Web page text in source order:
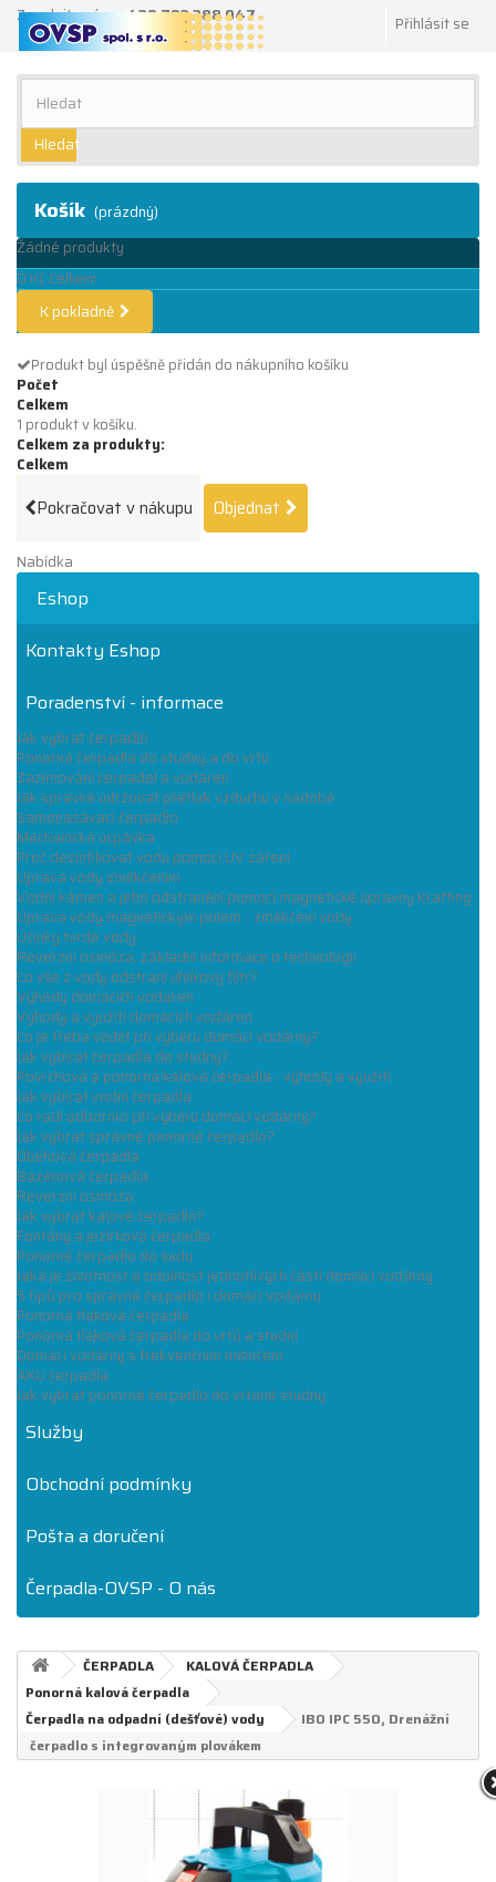
Přihlásit se
Zavolejte nám: +420 702 288 047
Hledat
Košík (prázdný)
Žádné produkty
0 KčCelkem
K pokladně
Produkt byl úspěšně přidán do nákupního košíku
Počet
Celkem
1 produkt v košíku.
Celkem za produkty:
Celkem
Pokračovat v nákupu Objednat
Nabídka
Eshop
Kontakty Eshop
Poradenství - informace
Jak vybrat čerpadlo
Ponorná čerpadla do studny a do vrtu
Zazimování čerpadel a vodáren
Jak správně udržovat přetlak vzduchu v nádobě
Samonasávací čerpadlo
Mechanická ucpávka
Proč dezinfikovat vodu pomocí UV záření
Úprava vody změkčením
Vodní kámen a jeho odstranění pomocí magnetické úpravny Krafting
Úprava vody magnetickým polem - změkčení vody
Účinky tvrdé vody
Reverzní osmóza, základní informace o technologii
Co vše z vody odstraní uhlíkový filtr?
Výhody domácích vodáren
Výhody a využití domácích vodáren
Co je třeba vědět při výběru domácí vodárny?
Jak vybírat čerpadla do studny?
Povrchová a ponorná kalová čerpadla - výhody a využití
Jak vybírat vodní čerpadla
Co radí odborníci při výběru domácí vodárny?
Jak vybrat správné ponorné čerpadlo?
Oběhová čerpadla
Bazénová čerpadla
Reverzní osmóza
Jak vybrat kalové čerpadlo?
Fontány a jezírková čerpadla
Ponorné čerpadlo do sudu
Jaká je životnost a odolnost jednotlivých částí domácí vodárny
5 tipů pro správné čerpadlo i domácí vodárnu
Ponorná tlaková čerpadla
Ponorná tlaková čerpadla do vrtů a studní
Domácí vodárny s frekvenčním měničem
AKU čerpadla
Jak vybrat ponorné čerpadlo do vrtané studny
Služby
Obchodní podmínky
Pošta a doručení
Čerpadla-OVSP - O nás
ČERPADLA
KALOVÁ ČERPADLA
Ponorná kalová čerpadla
Čerpadla na odpadní (dešťové) vody
IBO IPC 550, Drenážní
čerpadlo s integrovaným plovákem